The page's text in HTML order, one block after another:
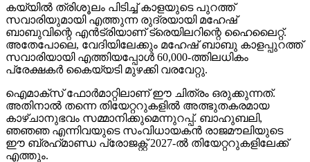
കയ്യില്‍ ത്രിശൂലം പിടിച്ച് കാളയുടെ പുറത്ത്
സവാരിയുമായി എത്തുന്ന രുദ്രയായി മഹേഷ്
ബാബുവിന്റെ എന്‍ട്രിയാണ് ട്രെയിലറിന്റെ ഹൈലൈറ്റ്.
അതേപോലെ, വേദിയിലേക്കും മഹേഷ് ബാബു കാളപ്പുറത്ത്
സവാരിയായി എത്തിയപ്പോള്‍ 60,000-ത്തിലധികം
പ്രേക്ഷകര്‍ കൈയ്യടി മുഴക്കി വരവേറ്റു.
ഐമാക്‌സ് ഫോര്‍മാറ്റിലാണ് ഈ ചിത്രം ഒരുക്കുന്നത്.
അതിനാല്‍ തന്നെ തിയേറ്ററുകളില്‍ അത്ഭുതകരമായ
കാഴ്ചാനുഭവം സമ്മാനിക്കുമെന്നുറപ്പ്. ബാഹുബലി,
ഞഞഞ എന്നിവയുടെ സംവിധായകന്‍ രാജമൗലിയുടെ
ഈ ബ്രഹ്‌മാണ്ഡ പ്രോജക്റ്റ് 2027-ല്‍ തിയേറ്ററുകളിലേക്ക്
എത്തും.